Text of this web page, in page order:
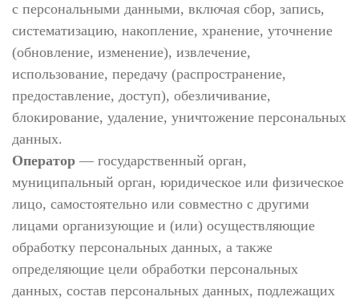
с персональными данными, включая сбор, запись,
систематизацию, накопление, хранение, уточнение
(обновление, изменение), извлечение,
использование, передачу (распространение,
предоставление, доступ), обезличивание,
блокирование, удаление, уничтожение персональных
данных.
Оператор — государственный орган,
муниципальный орган, юридическое или физическое
лицо, самостоятельно или совместно с другими
лицами организующие и (или) осуществляющие
обработку персональных данных, а также
определяющие цели обработки персональных
данных, состав персональных данных, подлежащих